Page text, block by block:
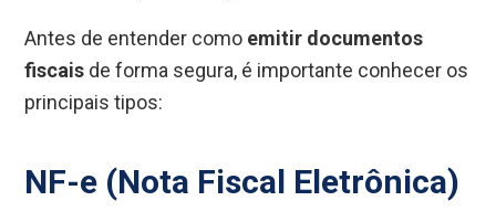
Antes de entender como emitir documentos
fiscais de forma segura, é importante conhecer os
principais tipos:
NF-e (Nota Fiscal Eletrônica)